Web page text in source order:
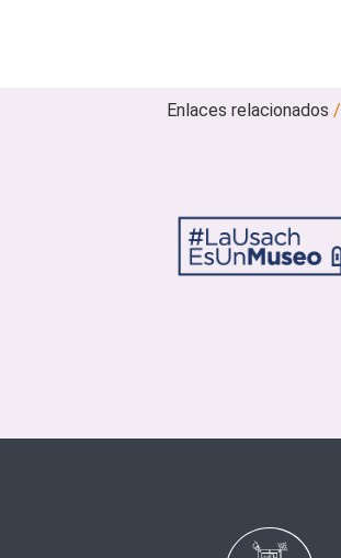
Enlaces relacionados/